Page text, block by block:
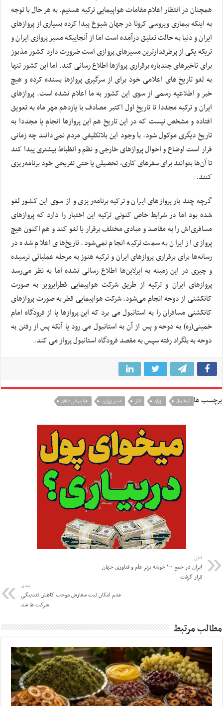
همچنان در انتظار اعلام مقامات هواپیمایی ترکیه هستیم. به هر حال با توجه
به اینکه بیماری ویروسی کرونا در جهان شیوع پیدا کرده بسیاری از پروازهای
ایران و دنیا به حالت تعلیق درآمده است اما از آنجاییکه مسیر پروازی ایران و
تریکه یکی از پرطرفدارترین مسیرهای پروازی است ضرورت دارد کشور مذبوز
برای تاخیرهای چندباره برقراری پروازها اطلاع رسانی کند. اما این کشور تنها
به لغو تاریخ های اعلامی خود برای از سرگیری پروازها بسنده کرده و هیچ
خبر و اطلاعیه رسمی از سوی این کشور به ما اعلام نشده است. پروازهای
ایران و ترکیه مجددا تا تاریخ اول اکتبر مصادف با یازدهم مهر ماه به تعویق
افتاده و مشخص نیست که در این تاریخ هم این پروازها انجام یا مجددا به
تاریخ دیگری موکول شود. با وجود این بلاتکلیفی مردم نمی‌دانند چه زمانی
قرار است اوضاع و احوال پروازهای خارجی و نظم و انظباط بیشتری پیدا کند
تا آن‌ها بتوانند برای سفرهای کاری، تحصیلی یا حتی تفریحی خود برنامه‌ریزی
کنند.
گرچه چند بار پروازهای ایران و ترکیه برنامه‌ریزی و از سوی این کشور لغو
شده بود اما در شرایط خاص کنونی ترکیه این اختیار را دارد که پروازهای
مسافری‌اش را به مقاصد و مبادی مختلف برقرار یا لغو کند و هم اکنون هیچ
پروازی از ایران به سمت ترکیه انجام نمی‌شود. تاریخ‌های اعلام شده در
رسانه‌ها برای برقراری پروازهای ایران و ترکیه هنوز به مرحله عملیاتی نرسیده
و چیزی در این زمینه به ایرلاین‌ها اطلاع رسانی نشده اما به نظر می‌رسد
پروازهای ایران و ترکیه از طریق شرکت هواپیمایی قطرایرویز به صورت
کانکشنی از دوحه انجام می‌شود. شرکت هواپیمایی قطر به صورت پروازهای
کانکشنی مسافران را به استانبول می برد که این پروازها یا از فرودگاه امام
خمینی(ره) به دوحه و پس از آن به استانبول می رود یا آنکه پس از رفتن به
دوحه به بلگراد رفته سپس به مقصد فرودگاه استانبول پرواز می کند.
برچسب ها استانبول تهران قطر مسیر پروازی هواپیمایی ماهان
قبلی
ایران در جمع ۱۰۰ خوشه برتر علم و فناوری جهان
قرار گرفت
بعدی
عدم امکان ثبت سفارش موجب کاهش نقدینگی
شرکت ها شد
مطالب مرتبط